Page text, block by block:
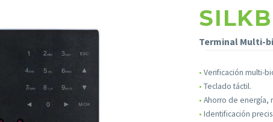
Terminal Multi-
• Verificación multi-
• Teclado táctil.
• Ahorro de energía,
• Identificación